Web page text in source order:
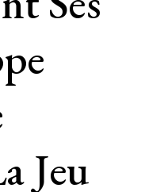
Jeu